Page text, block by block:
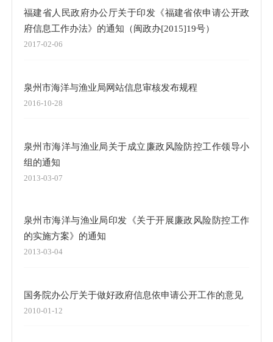
福建省人民政府办公厅关于印发《福建省依申请公开政
府信息工作办法》的通知（闽政办[2015]19号）
2017-02-06
泉州市海洋与渔业局网站信息审核发布规程
2016-10-28
泉州市海洋与渔业局关于成立廉政风险防控工作领导小
组的通知
2013-03-07
泉州市海洋与渔业局印发《关于开展廉政风险防控工作
的实施方案》的通知
2013-03-04
国务院办公厅关于做好政府信息依申请公开工作的意见
2010-01-12